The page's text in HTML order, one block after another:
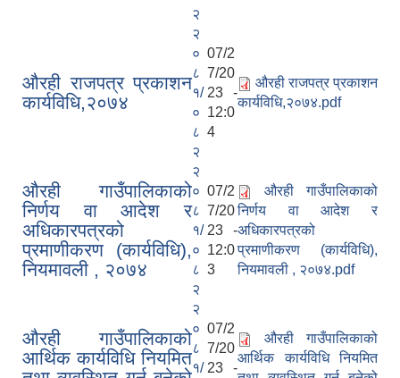
२
औरही राजपत्र प्रकाशन
कार्यविधि,२०७४
२
०
८
१/
०
८
२
07/2
7/20
23 -
12:0
4
औरही राजपत्र प्रकाशन
कार्यविधि,२०७४.pdf
औरही गाउँपालिकाको
निर्णय वा आदेश र
अधिकारपत्रको
प्रमाणीकरण (कार्यविधि),
नियमावली , २०७४
२
०
८
१/
०
८
२
07/2
7/20
23 -
12:0
3
औरही गाउँपालिकाको
निर्णय वा आदेश र
अधिकारपत्रको
प्रमाणीकरण (कार्यविधि),
नियमावली , २०७४.pdf
औरही गाउँपालिकाको
आर्थिक कार्यविधि नियमित
२
०
८
१/
07/2
7/20
23 -
औरही गाउँपालिकाको
आर्थिक कार्यविधि नियमित